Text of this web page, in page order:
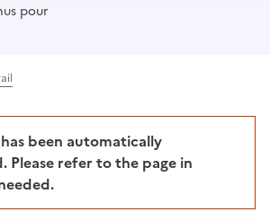
pour
Please refer to the page in